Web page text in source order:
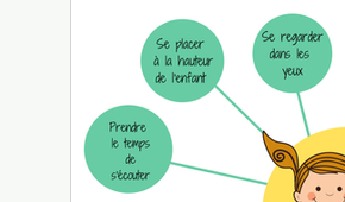
Bien-être Divers